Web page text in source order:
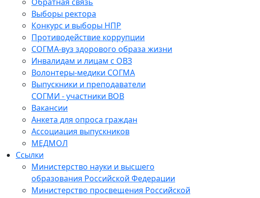
Выборы ректора
Конкурс и выборы НПР
Противодействие коррупции
СОГМА-вуз здорового образа жизни
Инвалидам и лицам с ОВЗ
Волонтеры-медики СОГМА
Выпускники и преподаватели
СОГМИ - участники ВОВ
Вакансии
Анкета для опроса граждан
Ассоциация выпускников
МЕДМОЛ
Ссылки
Министерство науки и высшего
образования Российской Федерации
Министерство просвещения Российской